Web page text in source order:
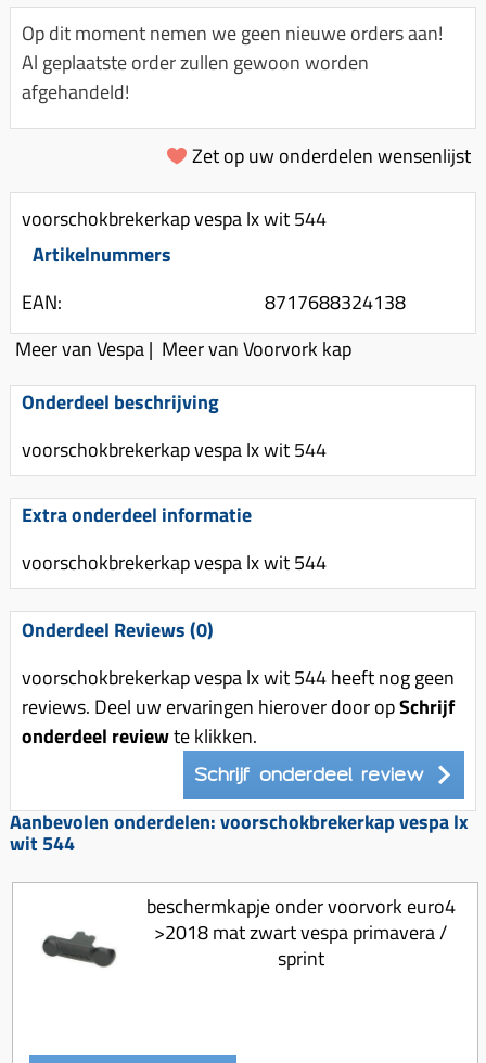
Spanningsregelaar
Toerenbegrenzer
Remlichtschakelaar
Luchtfilter (delen)
Luchtfilter deksel
Motor blokken
Membraan (delen)
Pakking (sets)
Vlotterbak pakking
Powerfilter
Schakel (delen)
Spruitstuk (delen)
Uitlaten compleet
Uitlaat bocht
Radiateur (delen)
Waterpomp (delen)
V-snaren
Variorolsets
Pulley
Voor tandwielen
Origineel zuigers
Tomos opvoeren (kits)
Km teller kabel
Kickstart deksel
Kickstart ronsel
Schokbrekers
Spiegels
Stuur (delen)
Remblokken
Rem (delen)
Remhevels
Remsegmenten
Remschijven
Voorrem kabel
Voorvork
Wiel (delen)
Zadel
Kickstart (delen)
Kinderzitje (scooter)
Olie-onderhoudsmiddelen
Oppakbeugel
Scooterhoezen
Stickers
Stuurslot
Regenkleding
Vespa accessoires
Voordragers
Accessoires overig
Zadel
Op dit moment nemen we geen nieuwe orders aan!
Al geplaatste order zullen gewoon worden
afgehandeld!
Zet op uw onderdelen wensenlijst
voorschokbrekerkap vespa lx wit 544
Artikelnummers
EAN:
8717688324138
Meer van Vespa| Meer van Voorvork kap
Onderdeel beschrijving
voorschokbrekerkap vespa lx wit 544
Extra onderdeel informatie
voorschokbrekerkap vespa lx wit 544
Onderdeel Reviews (0)
voorschokbrekerkap vespa lx wit 544 heeft nog geen
reviews. Deel uw ervaringen hierover door opSchrijf
onderdeel reviewte klikken.
Schrijf onderdeel review
Aanbevolen onderdelen: voorschokbrekerkap vespa lx
wit 544
beschermkapje onder voorvork euro4
>2018 mat zwart vespa primavera /
sprint